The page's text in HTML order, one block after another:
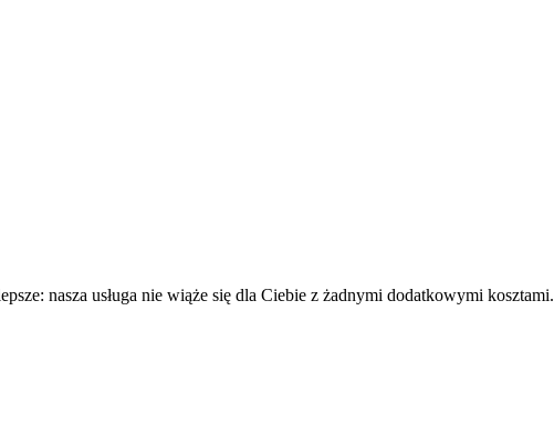
nasza usługa nie wiąże się dla Ciebie z żadnymi dodatkowymi kosztami.